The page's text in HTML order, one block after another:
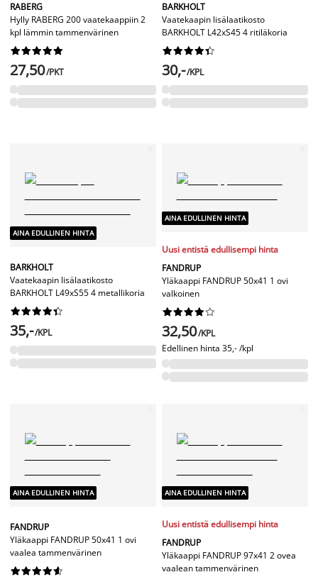
RABERG
Hylly RABERG 200 vaatekaappiin 2
kpl lämmin tammenvärinen






27,50/PKT
BARKHOLT
Vaatekaapin lisälaatikosto
BARKHOLT L42xS45 4 ritiläkoria






30,-/KPL
AINA EDULLINEN HINTA
BARKHOLT
Vaatekaapin lisälaatikosto
BARKHOLT L49xS55 4 metallikoria






35,-/KPL
AINA EDULLINEN HINTA
Uusi entistä edullisempi hinta
FANDRUP
Yläkaappi FANDRUP 50x41 1 ovi
valkoinen






32,50/KPL
Edellinen hinta 35,- /kpl
AINA EDULLINEN HINTA
FANDRUP
Yläkaappi FANDRUP 50x41 1 ovi
vaalea tammenvärinen






AINA EDULLINEN HINTA
Uusi entistä edullisempi hinta
FANDRUP
Yläkaappi FANDRUP 97x41 2 ovea
vaalean tammenvärinen